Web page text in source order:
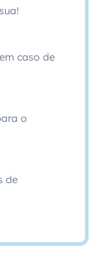
caso de
o
de